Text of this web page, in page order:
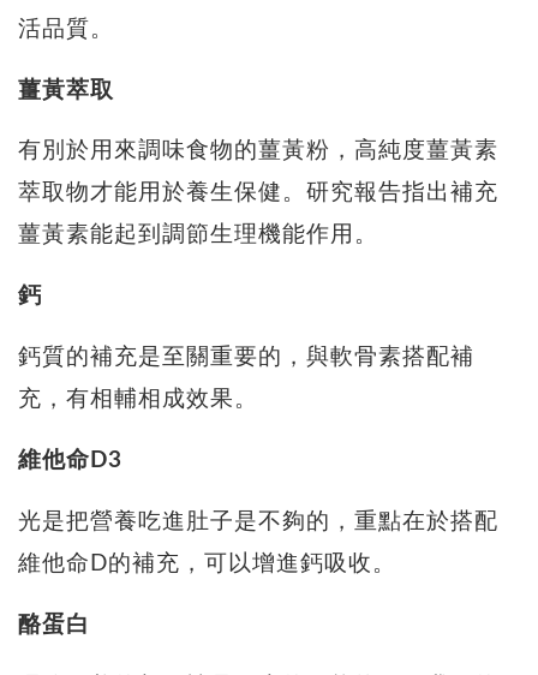
活品質。
薑黃萃取
有別於用來調味食物的薑黃粉，高純度薑黃素
萃取物才能用於養生保健。研究報告指出補充
薑黃素能起到調節生理機能作用。
鈣
鈣質的補充是至關重要的，與軟骨素搭配補
充，有相輔相成效果。
維他命D3
光是把營養吃進肚子是不夠的，重點在於搭配
維他命D的補充，可以增進鈣吸收。
酪蛋白